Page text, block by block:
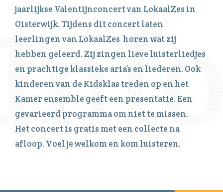
jaarlijkse Valentijnconcert van LokaalZes in
Oisterwijk. Tijdens dit concert laten
leerlingen van LokaalZes horen wat zij
hebben geleerd. Zij zingen lieve luisterliedjes
en prachtige klassieke aria’s en liederen. Ook
kinderen van de Kidsklas treden op en het
Kamer ensemble geeft een presentatie. Een
gevarieerd programma om niet te missen.
Het concert is gratis met een collecte na
afloop. Voel je welkom en kom luisteren.